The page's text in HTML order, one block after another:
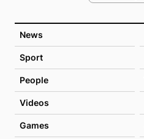
News
Sport
People
Videos
Games